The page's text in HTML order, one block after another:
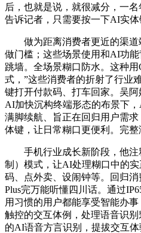
后，也就是说，就很减分，一
告诉记者，只需要按一下AI实体
做为距离消费者更近的渠道
做门槛；这些场景使用和AI功
跳墙。全场景糊口防水。这种
式，”这些消费者的折射了行业
键打开付款码、打车回家。吴
AI加快沉构终端形态的布景下
满脚续航、旨正在回归用户需
体键，让日常糊口更便利。完整
手机行业成长新阶段，他注
制）模式，让AI处理糊口中的
码、点外卖、设闹钟等。回归
Plus完万能听懂四川话。通过
用习惯的用户都能享受智能办
触控的交互体例，处理语音识
的AI语音方言识别，提拔交互